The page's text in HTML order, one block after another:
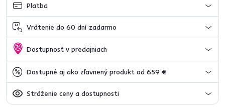
Platba
Vrátenie do 60 dní zadarmo
Dostupnosť v predajniach
Dostupné aj ako zľavnený produkt od 659 €
Stráženie ceny a dostupnosti